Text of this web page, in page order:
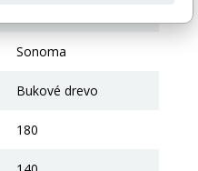
Sonoma
Bukové drevo
180